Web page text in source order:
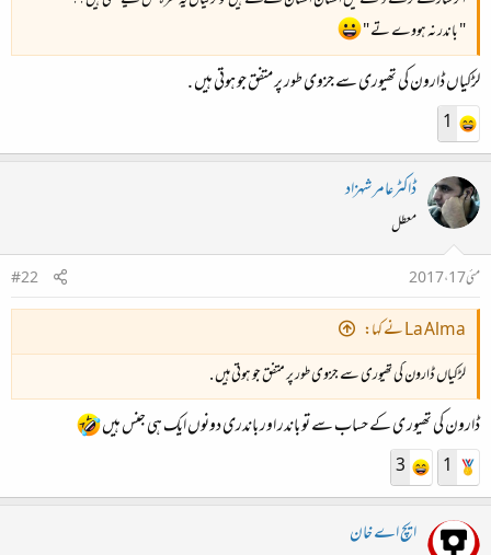
" باندر نہ ہووے تے "
لڑکیاں ڈارون کی تھیوری سے جزوی طور پر متفق جو ہوتی ہیں .
1
ڈاکٹرعامر شہزاد
معطل
مئی 17، 2017
#22
La Alma نے کہا:
لڑکیاں ڈارون کی تھیوری سے جزوی طور پر متفق جو ہوتی ہیں .
ڈارون کی تھیور ی کے حساب سے تو باندر اور باندری دونوں ایک ہی جنس ہیں
1
3
ایچ اے خان